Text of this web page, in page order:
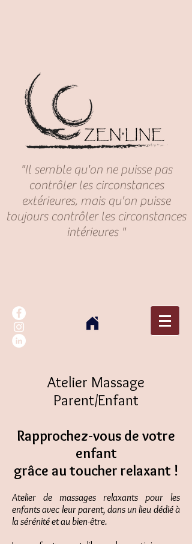
"Il semble qu'on ne puisse pas
contrôler les circonstances
extérieures, mais qu'on puisse
toujours contrôler les circonstances
intérieures "
Atelier Massage
Parent/Enfant
Rapprochez-vous de votre
enfant
grâce au toucher relaxant !
Atelier de massages relaxants pour les
enfants avec leur parent, dans un lieu dédié à
la sérénité et au bien-être.